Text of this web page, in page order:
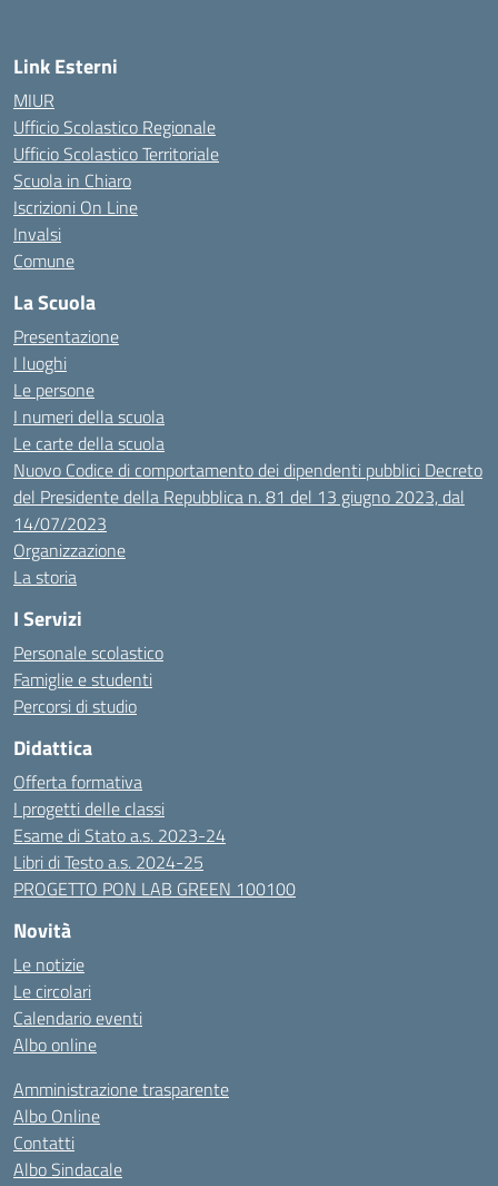
Link Esterni
MIUR
Ufficio Scolastico Regionale
Ufficio Scolastico Territoriale
Scuola in Chiaro
Iscrizioni On Line
Invalsi
Comune
La Scuola
Presentazione
I luoghi
Le persone
I numeri della scuola
Le carte della scuola
Nuovo Codice di comportamento dei dipendenti pubblici Decreto
del Presidente della Repubblica n. 81 del 13 giugno 2023, dal
14/07/2023
Organizzazione
La storia
I Servizi
Personale scolastico
Famiglie e studenti
Percorsi di studio
Didattica
Offerta formativa
I progetti delle classi
Esame di Stato a.s. 2023-24
Libri di Testo a.s. 2024-25
PROGETTO PON LAB GREEN 100100
Novità
Le notizie
Le circolari
Calendario eventi
Albo online
Amministrazione trasparente
Albo Online
Contatti
Albo Sindacale